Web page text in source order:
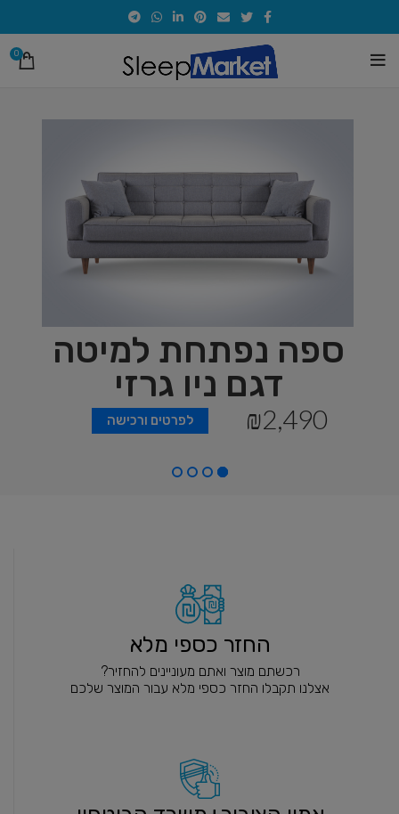
0
ספה נפתחת למיטה
דגם ניו גרזי
₪2,490 לפרטים ורכישה
החזר כספי מלא
רכשתם מוצר ואתם מעוניינים להחזיר?
אצלנו תקבלו החזר כספי מלא עבור המוצר שלכם